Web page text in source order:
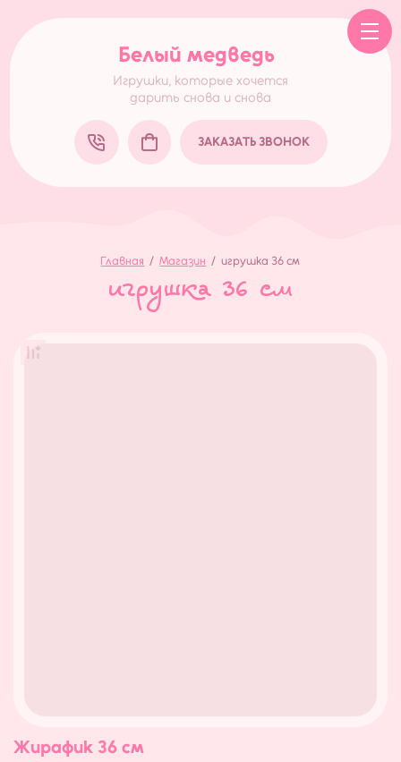
Белый медведь
Игрушки, которые хочется
дарить снова и снова
ЗАКАЗАТЬ ЗВОНОК
Главная / Магазин / игрушка 36 см
игрушка 36 см
Жирафик 36 см